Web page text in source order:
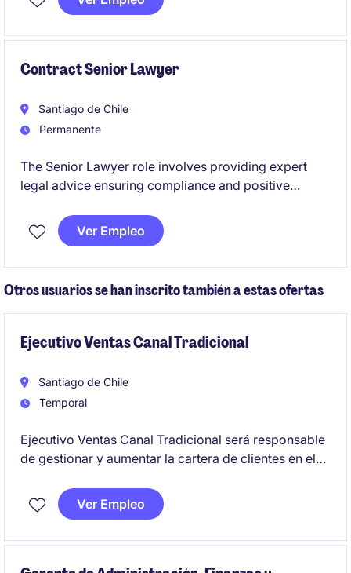
de marca y mejorando la experiencia de usuario, en
Contract Senior Lawyer
Santiago de Chile
Permanente
The Senior Lawyer role involves providing expert
legal advice ensuring compliance and positive
providers. This is an opportunity for a professional to
collaborate on legal strategies while supporting
Ver Empleo
Otros usuarios se han inscrito también a estas ofertas
Ejecutivo Ventas Canal Tradicional
Santiago de Chile
Temporal
Ejecutivo Ventas Canal Tradicional será responsable
de gestionar y aumentar la cartera de clientes en el
objetivos comerciales. Se busca un perfil orientado a
resultados, con experiencia en ventas y
Ver Empleo